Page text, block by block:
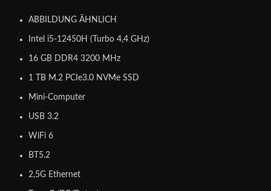
ABBILDUNG ÄHNLICH
Intel i5-12450H (Turbo 4,4 GHz)
16 GB DDR4 3200 MHz
1 TB M.2 PCIe3.0 NVMe SSD
Mini-Computer
USB 3.2
WiFi 6
BT5.2
2,5G Ethernet